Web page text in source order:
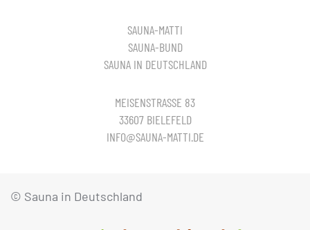
SAUNA-MATTI
SAUNA-BUND
SAUNA IN DEUTSCHLAND
MEISENSTRASSE 83
33607 BIELEFELD
INFO@SAUNA-MATTI.DE
© Sauna in Deutschland